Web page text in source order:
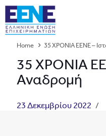
Home 35 ΧΡΟΝΙΑ ΕΕΝΕ –
35 ΧΡΟΝΙΑ
Αναδρομή
23 Δεκεμβρίου 2022 /